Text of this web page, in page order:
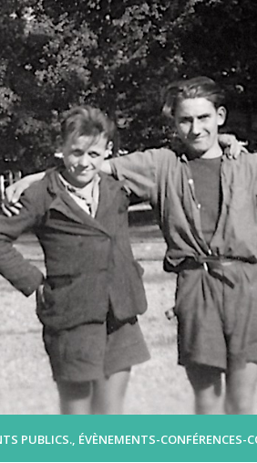
PUBLICS., ÉVÈNEMENTS-CONFÉRENCES-